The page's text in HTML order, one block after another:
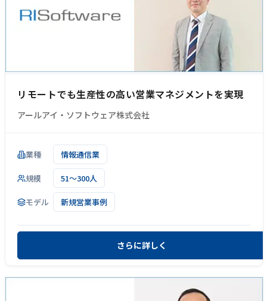
リモートでも生産性の高い営業マネジメントを実現
アールアイ・ソフトウェア株式会社
業種 情報通信業
規模 51～300人
モデル 新規営業事例
さらに詳しく